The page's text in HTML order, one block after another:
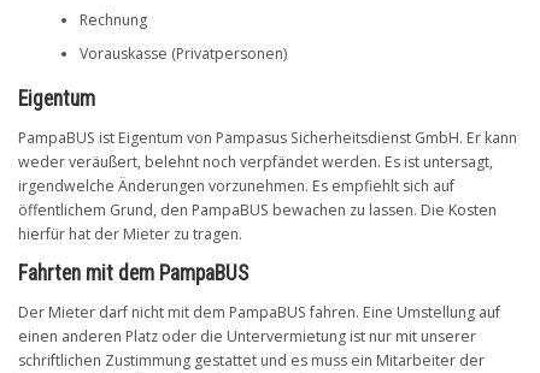
Rechnung
Vorauskasse (Privatpersonen)
Eigentum
PampaBUS ist Eigentum von Pampasus Sicherheitsdienst GmbH. Er kann
weder veräußert, belehnt noch verpfändet werden. Es ist untersagt,
irgendwelche Änderungen vorzunehmen. Es empfiehlt sich auf
öffentlichem Grund, den PampaBUS bewachen zu lassen. Die Kosten
hierfür hat der Mieter zu tragen.
Fahrten mit dem PampaBUS
Der Mieter darf nicht mit dem PampaBUS fahren. Eine Umstellung auf
einen anderen Platz oder die Untervermietung ist nur mit unserer
schriftlichen Zustimmung gestattet und es muss ein Mitarbeiter der